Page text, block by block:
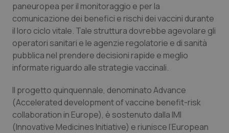
Calabria
Campania
Emilia-Romagna
Friuli Venezia Giulia
Lazio
Asma & BPCO
Car-T
Colesterolo & coronaropatie
Dermatite Atopica
Diabete & glucometri
paneuropea per il monitoraggio e per la
comunicazione dei benefici e rischi dei vaccini durante
il loro ciclo vitale. Tale struttura dovrebbe agevolare gli
operatori sanitari e le agenzie regolatorie e di sanità
pubblica nel prendere decisioni rapide e meglio
informate riguardo alle strategie vaccinali.
Il progetto quinquennale, denominato Advance
(Accelerated development of vaccine benefit-risk
collaboration in Europe), è sostenuto dalla IMI
(Innovative Medicines Initiative) e riunisce l’European